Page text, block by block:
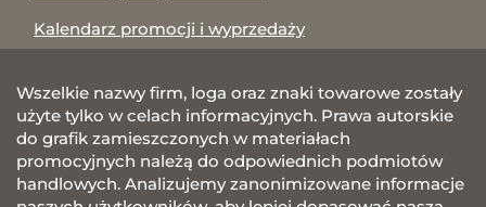
Kalendarz promocji i wyprzedaży
Wszelkie nazwy firm, loga oraz znaki towarowe zostały
użyte tylko w celach informacyjnych. Prawa autorskie
do grafik zamieszczonych w materiałach
promocyjnych należą do odpowiednich podmiotów
handlowych. Analizujemy zanonimizowane informacje